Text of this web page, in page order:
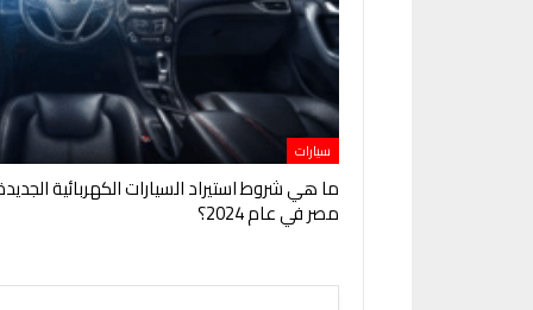
سيارات
ما هي شروط استيراد السيارات الكهربائية
مصر في عام 2024؟